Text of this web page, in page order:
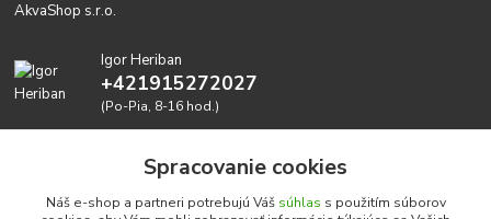
AkvaShop s.r.o.
Igor Heriban
+421915272027
(Po-Pia, 8-16 hod.)
Spracovanie cookies
Náš e-shop a partneri potrebujú Váš súhlas s použitím súborov